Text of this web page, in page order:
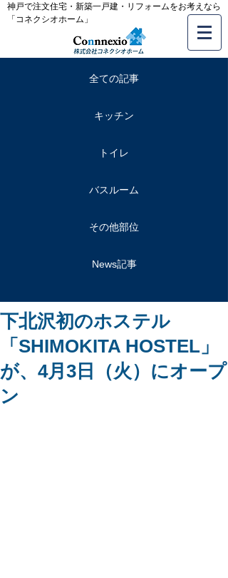
神戸で注文住宅・新築一戸建・リフォームをお考えなら
「コネクシオホーム」
全ての記事
キッチン
トイレ
バスルーム
その他部位
News記事
下北沢初のホステル
「SHIMOKITA HOSTEL」
が、4月3日（火）にオープ
ン